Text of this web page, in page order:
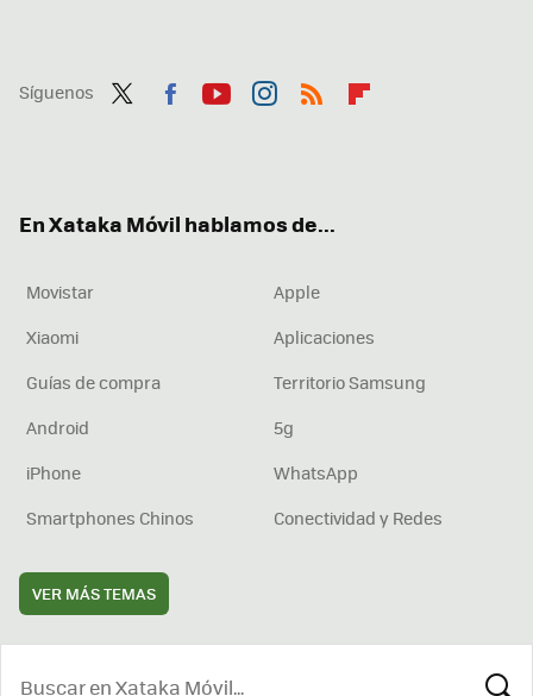
Síguenos
En Xataka Móvil hablamos de...
Movistar
Apple
Xiaomi
Aplicaciones
Guías de compra
Territorio Samsung
Android
5g
iPhone
WhatsApp
Smartphones Chinos
Conectividad y Redes
VER MÁS TEMAS